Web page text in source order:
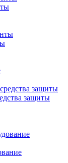
защиты